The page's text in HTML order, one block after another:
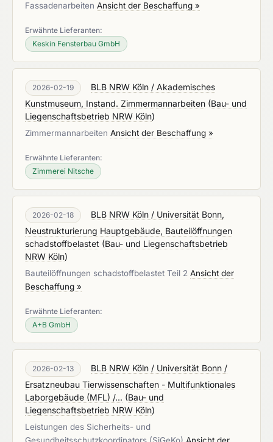
Fassadenarbeiten Ansicht der Beschaffung »
Erwähnte Lieferanten:
Keskin Fensterbau GmbH
2026-02-19
BLB NRW Köln / Akademisches
Kunstmuseum, Instand. Zimmermannarbeiten (Bau- und
Liegenschaftsbetrieb NRW Köln)
Zimmermannarbeiten Ansicht der Beschaffung »
Erwähnte Lieferanten:
Zimmerei Nitsche
2026-02-18
BLB NRW Köln / Universität Bonn,
Neustrukturierung Hauptgebäude, Bauteilöffnungen
schadstoffbelastet (Bau- und Liegenschaftsbetrieb
NRW Köln)
Bauteilöffnungen schadstoffbelastet Teil 2 Ansicht der
Beschaffung »
Erwähnte Lieferanten:
A+B GmbH
2026-02-13
BLB NRW Köln / Universität Bonn /
Ersatzneubau Tierwissenschaften - Multifunktionales
Laborgebäude (MFL) /... (Bau- und
Liegenschaftsbetrieb NRW Köln)
Leistungen des Sicherheits- und